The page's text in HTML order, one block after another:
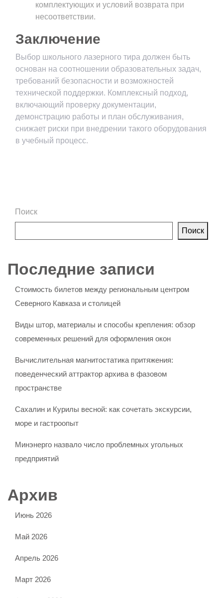
комплектующих и условий возврата при
несоответствии.
Заключение
Выбор школьного лазерного тира должен быть
основан на соотношении образовательных задач,
требований безопасности и возможностей
технической поддержки. Комплексный подход,
включающий проверку документации,
демонстрацию работы и план обслуживания,
снижает риски при внедрении такого оборудования
в учебный процесс.
Поиск
Поиск
Последние записи
Стоимость билетов между региональным центром
Северного Кавказа и столицей
Виды штор, материалы и способы крепления: обзор
современных решений для оформления окон
Вычислительная магнитостатика притяжения:
поведенческий аттрактор архива в фазовом
пространстве
Сахалин и Курилы весной: как сочетать экскурсии,
море и гастроопыт
Минэнерго назвало число проблемных угольных
предприятий
Архив
Июнь 2026
Май 2026
Апрель 2026
Март 2026